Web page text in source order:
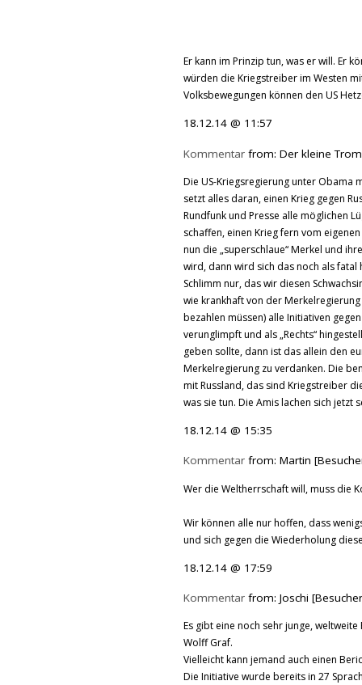
Er kann im Prinzip tun, was er will. Er
würden die Kriegstreiber im Westen
Volksbewegungen können den US
18.12.14 @ 11:57
Kommentar from: Der kleine
Die US-Kriegsregierung unter Obama
setzt alles daran, einen Krieg gegen
Rundfunk und Presse alle möglichen
schaffen, einen Krieg fern vom
nun die „superschlaue“ Merkel und
wird, dann wird sich das noch als fatal
Schlimm nur, das wir diesen
wie krankhaft von der
bezahlen müssen) alle Initiativen
verunglimpft und als „Rechts“
geben sollte, dann ist das allein den
Merkelregierung zu verdanken. Die
mit Russland, das sind Kriegstreiber
was sie tun. Die Amis lachen sich jetzt
18.12.14 @ 15:35
Kommentar from: Martin
Wer die Weltherrschaft will, muss die
Wir können alle nur hoffen, dass
und sich gegen die Wiederholung
18.12.14 @ 17:59
Kommentar from: Joschi
Es gibt eine noch sehr junge,
Wolff Graf.
Vielleicht kann jemand auch einen
Die Initiative wurde bereits in 27